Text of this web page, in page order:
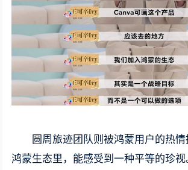
圆周旅迹团队则被鸿蒙用户的热情
鸿蒙生态里，能感受到一种平等的珍视